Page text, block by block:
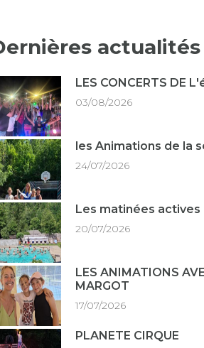
actualités
LES CONCERTS DE
03/08/2026
les Animations de la
24/07/2026
Les matinées actives
20/07/2026
LES ANIMATIONS
MARGOT
17/07/2026
PLANETE CIRQUE